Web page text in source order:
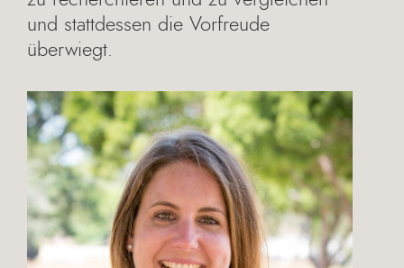
und stattdessen die Vorfreude
überwiegt.